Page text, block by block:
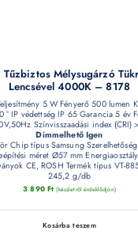
Tűzbiztos Mélysugárzó
Lencsével 4000K – 8178
5 W Fényerő 500 lumen
° IP védettség IP 65 Garancia 5 év
Színvisszaadási index (CRI)
Dimmelhető Igen
Chip típus Samsung
méret Ø57 mm
CE, ROSH Termék típus VT-
245,2 g/db
3 890 Ft (készletről érdeklődjön)
Kosárba teszem